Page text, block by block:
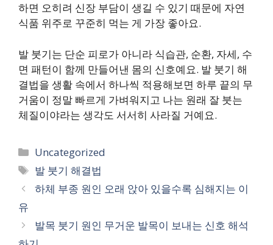
하면 오히려 신장 부담이 생길 수 있기 때문에 자연
식품 위주로 꾸준히 먹는 게 가장 좋아요.
발 붓기는 단순 피로가 아니라 식습관, 순환, 자세, 수
면 패턴이 함께 만들어낸 몸의 신호예요. 발 붓기 해
결법을 생활 속에서 하나씩 적용해보면 하루 끝의 무
거움이 정말 빠르게 가벼워지고 나는 원래 잘 붓는
체질이야라는 생각도 서서히 사라질 거예요.
카
테
고
리
Uncategorized
태
그
발 붓기 해결법
하체 부종 원인 오래 앉아 있을수록 심해지는 이
유
발목 붓기 원인 무거운 발목이 보내는 신호 해석